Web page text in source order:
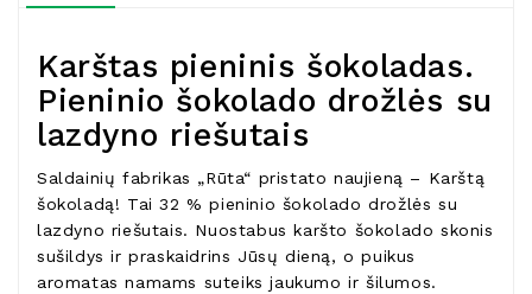
Karštas pieninis šokoladas.
Pieninio šokolado drožlės su
lazdyno riešutais
Saldainių fabrikas „Rūta“ pristato naujieną – Karštą
šokoladą! Tai 32 % pieninio šokolado drožlės su
lazdyno riešutais. Nuostabus karšto šokolado skonis
sušildys ir praskaidrins Jūsų dieną, o puikus
aromatas namams suteiks jaukumo ir šilumos.